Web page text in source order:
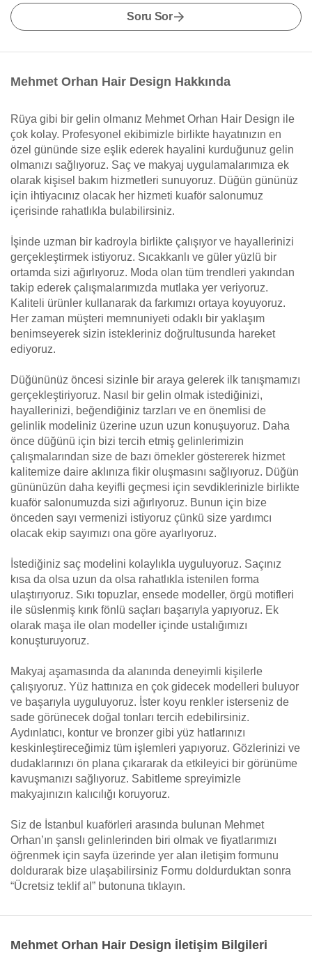
Soru Sor
Mehmet Orhan Hair Design Hakkında
Rüya gibi bir gelin olmanız Mehmet Orhan Hair Design ile
çok kolay. Profesyonel ekibimizle birlikte hayatınızın en
özel gününde size eşlik ederek hayalini kurduğunuz gelin
olmanızı sağlıyoruz. Saç ve makyaj uygulamalarımıza ek
olarak kişisel bakım hizmetleri sunuyoruz. Düğün gününüz
için ihtiyacınız olacak her hizmeti kuaför salonumuz
içerisinde rahatlıkla bulabilirsiniz.
İşinde uzman bir kadroyla birlikte çalışıyor ve hayallerinizi
gerçekleştirmek istiyoruz. Sıcakkanlı ve güler yüzlü bir
ortamda sizi ağırlıyoruz. Moda olan tüm trendleri yakından
takip ederek çalışmalarımızda mutlaka yer veriyoruz.
Kaliteli ürünler kullanarak da farkımızı ortaya koyuyoruz.
Her zaman müşteri memnuniyeti odaklı bir yaklaşım
benimseyerek sizin istekleriniz doğrultusunda hareket
ediyoruz.
Düğününüz öncesi sizinle bir araya gelerek ilk tanışmamızı
gerçekleştiriyoruz. Nasıl bir gelin olmak istediğinizi,
hayallerinizi, beğendiğiniz tarzları ve en önemlisi de
gelinlik modeliniz üzerine uzun uzun konuşuyoruz. Daha
önce düğünü için bizi tercih etmiş gelinlerimizin
çalışmalarından size de bazı örnekler göstererek hizmet
kalitemize daire aklınıza fikir oluşmasını sağlıyoruz. Düğün
gününüzün daha keyifli geçmesi için sevdiklerinizle birlikte
kuaför salonumuzda sizi ağırlıyoruz. Bunun için bize
önceden sayı vermenizi istiyoruz çünkü size yardımcı
olacak ekip sayımızı ona göre ayarlıyoruz.
İstediğiniz saç modelini kolaylıkla uyguluyoruz. Saçınız
kısa da olsa uzun da olsa rahatlıkla istenilen forma
ulaştırıyoruz. Sıkı topuzlar, ensede modeller, örgü motifleri
ile süslenmiş kırık fönlü saçları başarıyla yapıyoruz. Ek
olarak maşa ile olan modeller içinde ustalığımızı
konuşturuyoruz.
Makyaj aşamasında da alanında deneyimli kişilerle
çalışıyoruz. Yüz hattınıza en çok gidecek modelleri buluyor
ve başarıyla uyguluyoruz. İster koyu renkler isterseniz de
sade görünecek doğal tonları tercih edebilirsiniz.
Aydınlatıcı, kontur ve bronzer gibi yüz hatlarınızı
keskinleştireceğimiz tüm işlemleri yapıyoruz. Gözlerinizi ve
dudaklarınızı ön plana çıkararak da etkileyici bir görünüme
kavuşmanızı sağlıyoruz. Sabitleme spreyimizle
makyajınızın kalıcılığı koruyoruz.
Siz de İstanbul kuaförleri arasında bulunan Mehmet
Orhan’ın şanslı gelinlerinden biri olmak ve fiyatlarımızı
öğrenmek için sayfa üzerinde yer alan iletişim formunu
doldurarak bize ulaşabilirsiniz Formu doldurduktan sonra
“Ücretsiz teklif al” butonuna tıklayın.
Mehmet Orhan Hair Design İletişim Bilgileri